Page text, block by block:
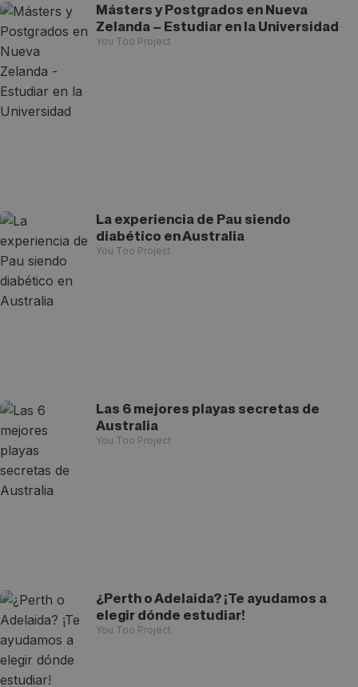
Másters y Postgrados en Nueva
Zelanda – Estudiar en la Universidad
You Too Project
La experiencia de Pau siendo
diabético en Australia
You Too Project
Las 6 mejores playas secretas de
Australia
You Too Project
¿Perth o Adelaida? ¡Te ayudamos a
elegir dónde estudiar!
You Too Project